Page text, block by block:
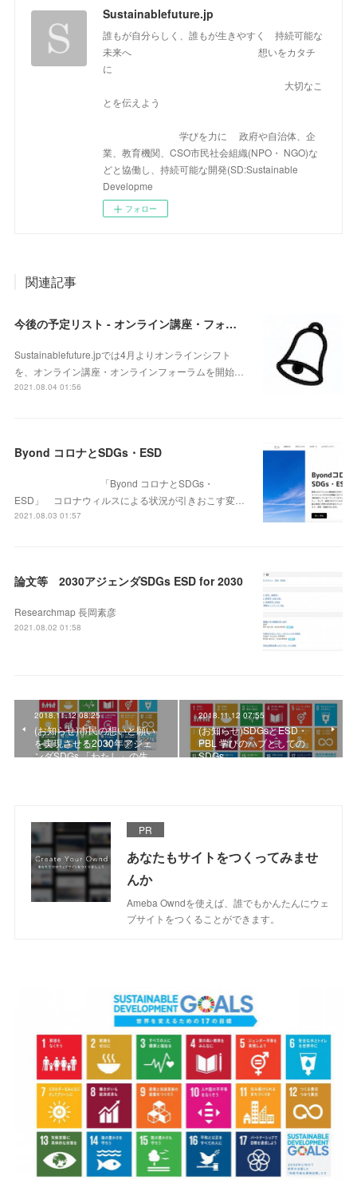
Sustainablefuture.jp
誰もが自分らしく、誰もが生きやすく 持続可能な
未来へ 想いをカタチ
に
大切なこ
とを伝えよう
学びを力に 政府や自治体、企
業、教育機関、CSO市民社会組織(NPO・ NGO)な
どと協働し、持続可能な開発(SD:Sustainable
Developme
フォロー
関連記事
今後の予定リスト - オンライン講座・フォーラム・WS 詳細は下に
Sustainablefuture.jpでは4月よりオンラインシフト
を、オンライン講座・オンラインフォーラムを開始…
2021.08.04 01:56
Byond コロナとSDGs・ESD
「Byond コロナとSDGs・
ESD」 コロナウィルスによる状況が引きおこす変…
2021.08.03 01:57
論文等 2030アジェンダSDGs ESD for 2030
Researchmap 長岡素彦
2021.08.02 01:58
2018.11.12 08:25
(お知らせ)市民の想いと願い
を実現させる2030年アジェ
ンダSDGs 「わたし」の生…
2018.11.12 07:55
(お知らせ)SDGsとESD・
PBL 学びのハブとしての
SDGs
PR
あなたもサイトをつくってみませ
んか
Ameba Owndを使えば、誰でもかんたんにウェ
ブサイトをつくることができます。